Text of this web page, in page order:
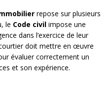
repose sur plusieurs
le Code civil impose une
dans l’exercice de leur
doit mettre en œuvre
évaluer correctement un
et son expérience.